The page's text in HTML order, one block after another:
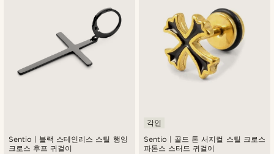
Sentio | 블랙 스테인리스 스틸 행잉
크로스 후프 귀걸이
Sentio | 골드 톤 서지컬 스틸 크로스
파톤스 스터드 귀걸이
각인